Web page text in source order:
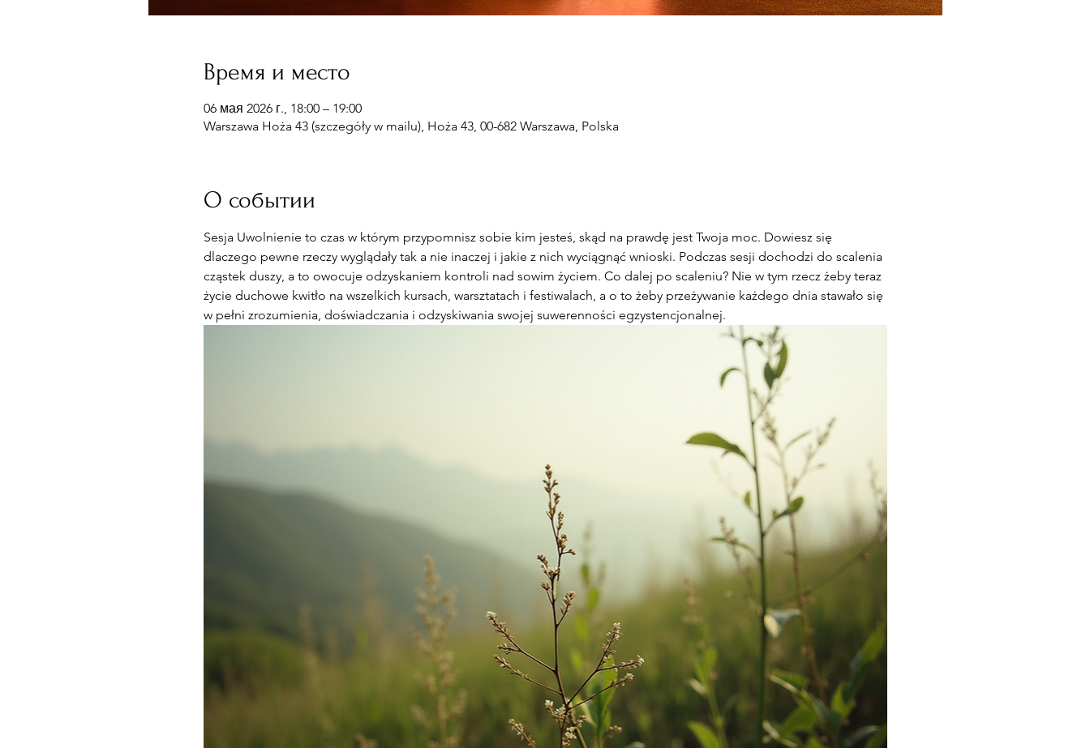
Время и место
06 мая 2026 г., 18:00 – 19:00
Warszawa Hoża 43 (szczegóły w mailu), Hoża 43, 00-682 Warszawa, Polska
О событии
Sesja Uwolnienie to czas w którym przypomnisz sobie kim jesteś, skąd na prawdę jest Twoja moc. Dowiesz się
dlaczego pewne rzeczy wyglądały tak a nie inaczej i jakie z nich wyciągnąć wnioski. Podczas sesji dochodzi do scalenia
cząstek duszy, a to owocuje odzyskaniem kontroli nad sowim życiem. Co dalej po scaleniu? Nie w tym rzecz żeby teraz
życie duchowe kwitło na wszelkich kursach, warsztatach i festiwalach, a o to żeby przeżywanie każdego dnia stawało się
w pełni zrozumienia, doświadczania i odzyskiwania swojej suwerenności egzystencjonalnej.